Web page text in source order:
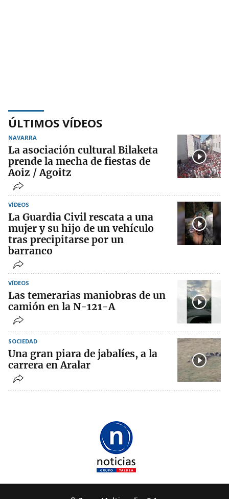
ÚLTIMOS VÍDEOS
NAVARRA
La asociación cultural Bilaketa
prende la mecha de fiestas de
Aoiz / Agoitz
VÍDEOS
La Guardia Civil rescata a una
mujer y su hijo de un vehículo
tras precipitarse por un
barranco
VÍDEOS
Las temerarias maniobras de un
camión en la N-121-A
SOCIEDAD
Una gran piara de jabalíes, a la
carrera en Aralar